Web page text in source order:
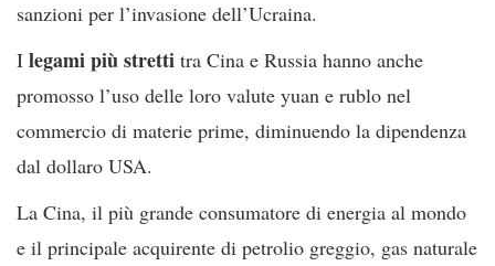
sanzioni per l’invasione dell’Ucraina.
I legami più stretti tra Cina e Russia hanno anche
promosso l’uso delle loro valute yuan e rublo nel
commercio di materie prime, diminuendo la dipendenza
dal dollaro USA.
La Cina, il più grande consumatore di energia al mondo
e il principale acquirente di petrolio greggio, gas naturale